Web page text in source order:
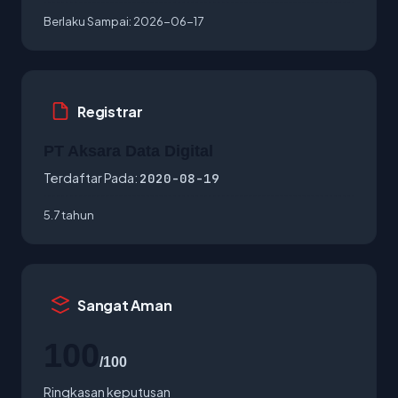
Berlaku Sampai: 2026-06-17
Registrar
Terdaftar Pada: 2020-08-19
5.7 tahun
Sangat Aman
/100
Ringkasan keputusan